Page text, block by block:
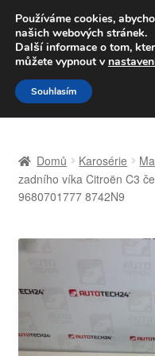
Volejte po-
Přeskočit
na
navigaci
Přejít
k
obsahu
Celosvětová doprava
Kontakt
Košík
Můj účet
Domů Karosérie
zadního víka Citroën C3
9680701777 8742N9
Používáme cookies,
našich webových stránek.
Další informace o tom,
můžete vypnout v
Souhlasím